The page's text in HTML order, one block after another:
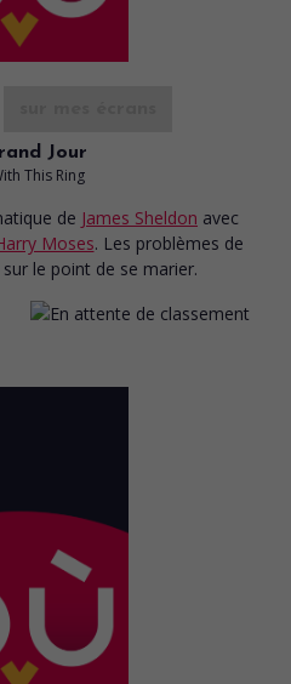
Jour
This Ring
de James Sheldon avec
Moses. Les problèmes de
le point de se marier.